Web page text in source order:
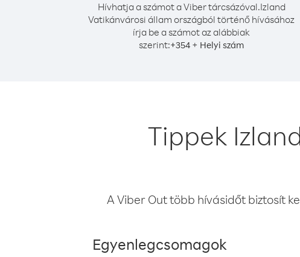
Hívhatja a számot a Viber tárcsázóval.Izland
Vatikánvárosi állam országból történő hívásához
írja be a számot az alábbiak
szerint:+354 + Helyi szám
Tippek
A Viber Out több hívásidőt biztosít
Egyenlegcsomagok